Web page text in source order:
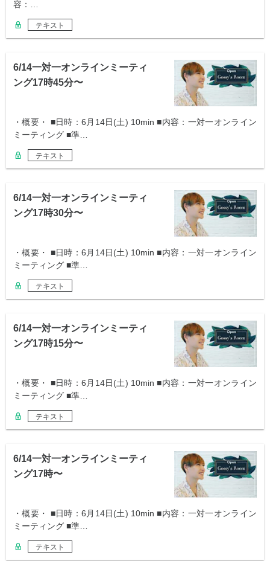
容：…
テキスト
6/14一対一オンラインミーティ
ング17時45分〜
・概要・ ■日時：6月14日(土) 10min ■内容：一対一オンライン
ミーティング ■準…
テキスト
6/14一対一オンラインミーティ
ング17時30分〜
・概要・ ■日時：6月14日(土) 10min ■内容：一対一オンライン
ミーティング ■準…
テキスト
6/14一対一オンラインミーティ
ング17時15分〜
・概要・ ■日時：6月14日(土) 10min ■内容：一対一オンライン
ミーティング ■準…
テキスト
6/14一対一オンラインミーティ
ング17時〜
・概要・ ■日時：6月14日(土) 10min ■内容：一対一オンライン
ミーティング ■準…
テキスト